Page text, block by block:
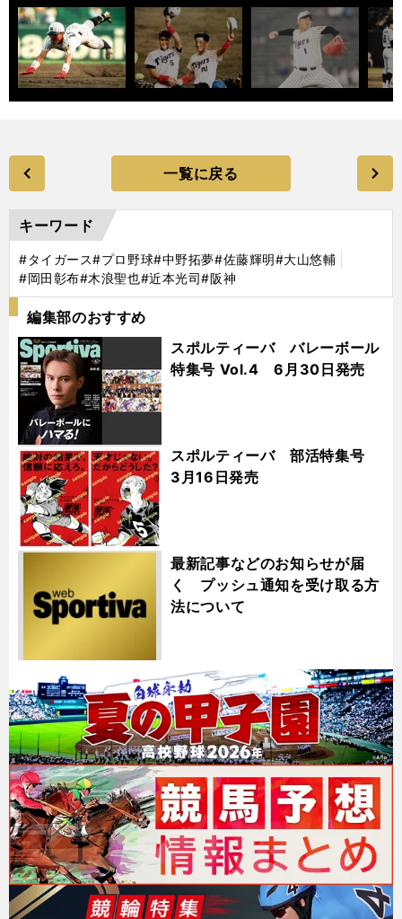
一覧に戻る
キーワード
#タイガース#プロ野球#中野拓夢#佐藤輝明#大山悠輔
#岡田彰布#木浪聖也#近本光司#阪神
編集部のおすすめ
スポルティーバ バレーボール
特集号 Vol.4 6月30日発売
スポルティーバ 部活特集号
3月16日発売
最新記事などのお知らせが届
く プッシュ通知を受け取る方
法について